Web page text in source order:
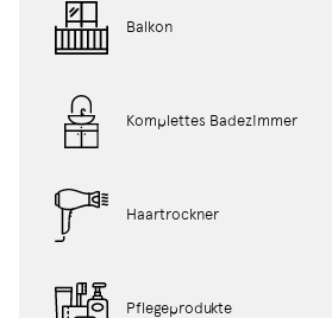
Balkon
Komplettes Badezimmer
Haartrockner
Pflegeprodukte